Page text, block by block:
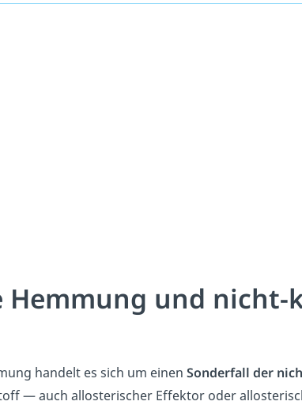
Hemmung und
handelt es sich um einen Sonderfall der
— auch allosterischer Effektor oder